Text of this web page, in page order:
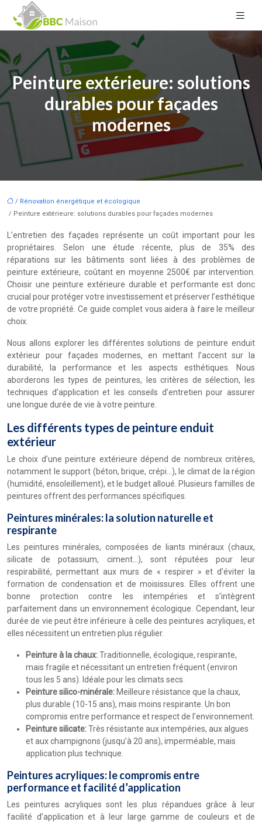
Peinture extérieure: solutions
durables pour façades
modernes
/ Rénovation énergétique et écologique
/ Peinture extérieure: solutions durables pour façades modernes
L’entretien des façades représente un coût important pour les
propriétaires. Selon une étude récente, plus de 35% des
réparations sur les bâtiments sont liées à des problèmes de
peinture extérieure, coûtant en moyenne 2500€ par intervention.
Choisir une peinture extérieure durable et performante est donc
crucial pour protéger votre investissement et préserver l’esthétique
de votre propriété. Ce guide complet vous aidera à faire le meilleur
choix.
Nous allons explorer les différentes solutions de peinture enduit
extérieur pour façades modernes, en mettant l’accent sur la
durabilité, la performance et les aspects esthétiques. Nous
aborderons les types de peintures, les critères de sélection, les
techniques d’application et les conseils d’entretien pour assurer
une longue durée de vie à votre peinture.
Les différents types de peinture enduit
extérieur
Le choix d’une peinture extérieure dépend de nombreux critères,
notamment le support (béton, brique, crépi…), le climat de la région
(humidité, ensoleillement), et le budget alloué. Plusieurs familles de
peintures offrent des performances spécifiques.
Peintures minérales: la solution naturelle et
respirante
Les peintures minérales, composées de liants minéraux (chaux,
silicate de potassium, ciment…), sont réputées pour leur
respirabilité, permettant aux murs de « respirer » et d’éviter la
formation de condensation et de moisissures. Elles offrent une
bonne protection contre les intempéries et s’intègrent
parfaitement dans un environnement écologique. Cependant, leur
durée de vie peut être inférieure à celle des peintures acryliques, et
elles nécessitent un entretien plus régulier.
Peinture à la chaux:Traditionnelle, écologique, respirante,
mais fragile et nécessitant un entretien fréquent (environ
tous les 5 ans). Idéale pour les climats secs.
Peinture silico-minérale: Meilleure résistance que la chaux,
plus durable (10-15 ans), mais moins respirante. Un bon
compromis entre performance et respect de l’environnement.
Peinture silicate:Très résistante aux intempéries, aux algues
et aux champignons (jusqu’à 20 ans), imperméable, mais
application plus technique.
Peintures acryliques: le compromis entre
performance et facilité d’application
Les peintures acryliques sont les plus répandues grâce à leur
facilité d’application et à leur large gamme de couleurs et de